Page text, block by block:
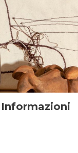
Informazioni